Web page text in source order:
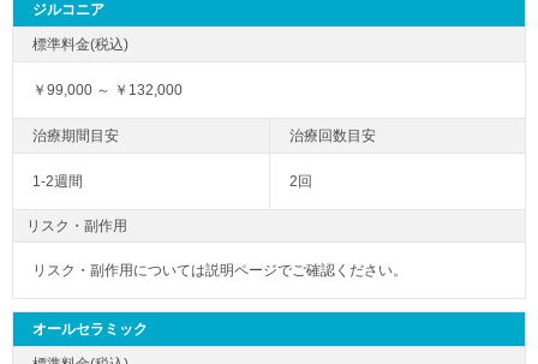
ジルコニア
￥99,000 ～ ￥132,000
1-2週間 2回
リスク・副作用
リスク・副作用については説明ページでご確認ください。
オールセラミック